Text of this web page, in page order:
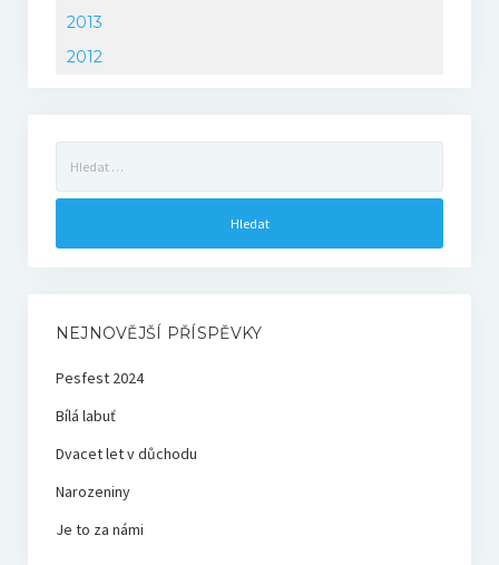
2013
2012
NEJNOVĚJŠÍ PŘÍSPĚVKY
Pesfest 2024
Bílá labuť
Dvacet let v důchodu
Narozeniny
Je to za námi